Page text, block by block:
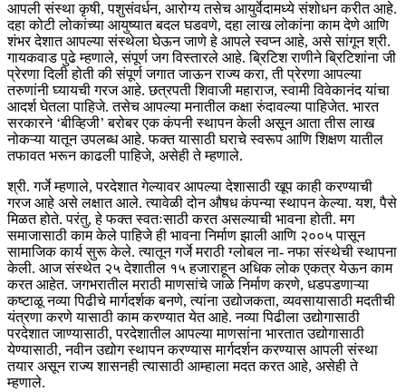
आपली संस्था कृषी, पशुसंवर्धन, आरोग्य तसेच आयुर्वेदामध्ये संशोधन करीत आहे.
दहा कोटी लोकांच्या आयुष्यात बदल घडवणे, दहा लाख लोकांना काम देणे आणि
शंभर देशात आपल्या संस्थेला घेऊन जाणे हे आपले स्वप्न आहे, असे सांगून श्री.
गायकवाड पुढे म्हणाले, संपूर्ण जग विस्तारले आहे. ब्रिटिश राणीने ब्रिटिशांना जी
प्रेरणा दिली होती की संपूर्ण जगात जाऊन राज्य करा, ती प्रेरणा आपल्या
तरुणांनी घ्यायची गरज आहे. छत्रपती शिवाजी महाराज, स्वामी विवेकानंद यांचा
आदर्श घेतला पाहिजे. तसेच आपल्या मनातील कक्षा रुंदावल्या पाहिजेत. भारत
सरकारने ‘बीव्हिजी’ बरोबर एक कंपनी स्थापन केली असून आता तीस लाख
नोकऱ्या यातून उपलब्ध आहे. फक्त यासाठी घराचे स्वरूप आणि शिक्षण यातील
तफावत भरून काढली पाहिजे, असेही ते म्हणाले.
श्री. गर्जे म्हणाले, परदेशात गेल्यावर आपल्या देशासाठी खूप काही करण्याची
गरज आहे असे लक्षात आले. त्यावेळी दोन औषध कंपन्या स्थापन केल्या. यश, पैसे
मिळत होते. परंतु, हे फक्त स्वतःसाठी करत असल्याची भावना होती. मग
समाजासाठी काम केले पाहिजे ही भावना निर्माण झाली आणि २००५ पासून
सामाजिक कार्य सुरू केले. त्यातून गर्जे मराठी ग्लोबल ना- नफा संस्थेची स्थापना
केली. आज संस्थेत २५ देशातील १५ हजाराहून अधिक लोक एकत्र येऊन काम
करत आहेत. जगभरातील मराठी माणसांचे जाळे निर्माण करणे, धडपडणाऱ्या
कष्टाळू नव्या पिढीचे मार्गदर्शक बनणे, त्यांना उद्योजकता, व्यवसायासाठी मदतीची
यंत्रणा करणे यासाठी काम करण्यात येत आहे. नव्या पिढीला उद्योगासाठी
परदेशात जाण्यासाठी, परदेशातील आपल्या माणसांना भारतात उद्योगासाठी
येण्यासाठी, नवीन उद्योग स्थापन करण्यास मार्गदर्शन करण्यास आपली संस्था
तयार असून राज्य शासनही त्यासाठी आम्हाला मदत करत आहे, असेही ते
म्हणाले.